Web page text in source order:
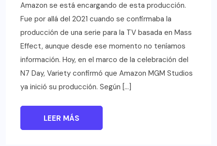
Amazon se está encargando de esta producción.
Fue por allá del 2021 cuando se confirmaba la
producción de una serie para la TV basada en Mass
Effect, aunque desde ese momento no teníamos
información. Hoy, en el marco de la celebración del
N7 Day, Variety confirmó que Amazon MGM Studios
ya inició su producción. Según […]
LEER MÁS